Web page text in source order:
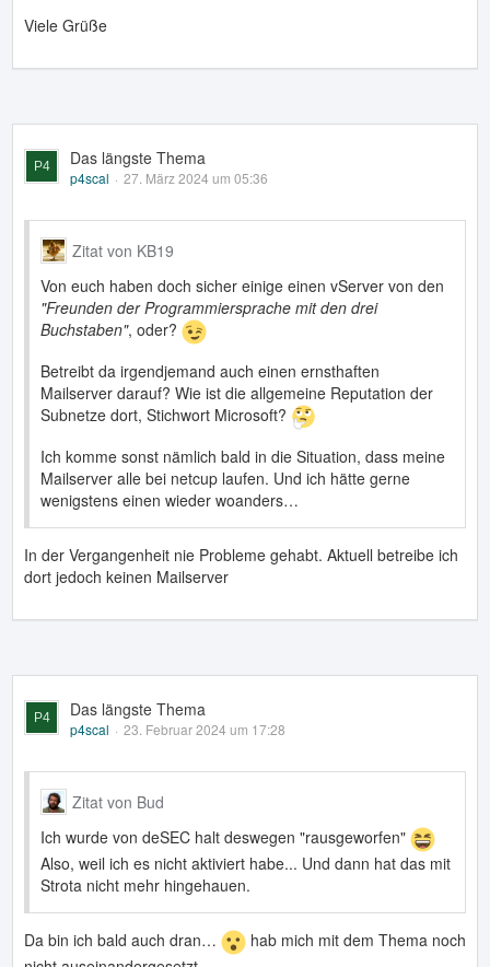
Viele Grüße
Das längste Thema
p4scal 27. März 2024 um 05:36
Zitat von KB19
Von euch haben doch sicher einige einen vServer von den
"Freunden der Programmiersprache mit den drei
Buchstaben", oder?
Betreibt da irgendjemand auch einen ernsthaften
Mailserver darauf? Wie ist die allgemeine Reputation der
Subnetze dort, Stichwort Microsoft?
Ich komme sonst nämlich bald in die Situation, dass meine
Mailserver alle bei netcup laufen. Und ich hätte gerne
wenigstens einen wieder woanders…
In der Vergangenheit nie Probleme gehabt. Aktuell betreibe ich
dort jedoch keinen Mailserver
Das längste Thema
p4scal 23. Februar 2024 um 17:28
Zitat von Bud
Ich wurde von deSEC halt deswegen "rausgeworfen"
Also, weil ich es nicht aktiviert habe... Und dann hat das mit
Strota nicht mehr hingehauen.
Da bin ich bald auch dran…
hab mich mit dem Thema noch